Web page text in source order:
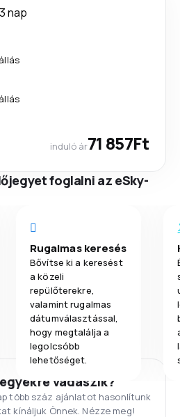
3 nap
induló ár71 857Ft
foglalni az eSky-
Rugalmas keresés
Bővítse ki a keresést
a közeli
repülőterekre,
valamint rugalmas
dátumválasztással,
hogy megtalálja a
legolcsóbb
lehetőséget.
vadászik?
több száz ajánlatot hasonlítunk
kínáljuk Önnek. Nézze meg!